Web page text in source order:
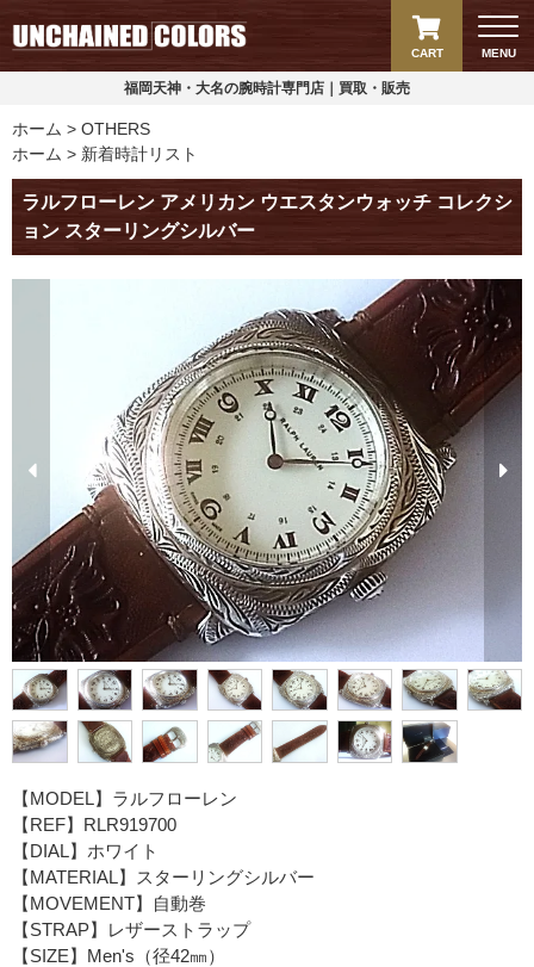
MENU
CART
福岡天神・大名の腕時計専門店｜買取・販売
ホーム
OTHERS
ホーム
新着時計リスト
ラルフローレン アメリカン ウエスタンウォッチ コレクシ
ョン スターリングシルバー
【MODEL】ラルフローレン
【REF】RLR919700
【DIAL】ホワイト
【MATERIAL】スターリングシルバー
【MOVEMENT】自動巻
【STRAP】レザーストラップ
【SIZE】Men's（径42㎜）